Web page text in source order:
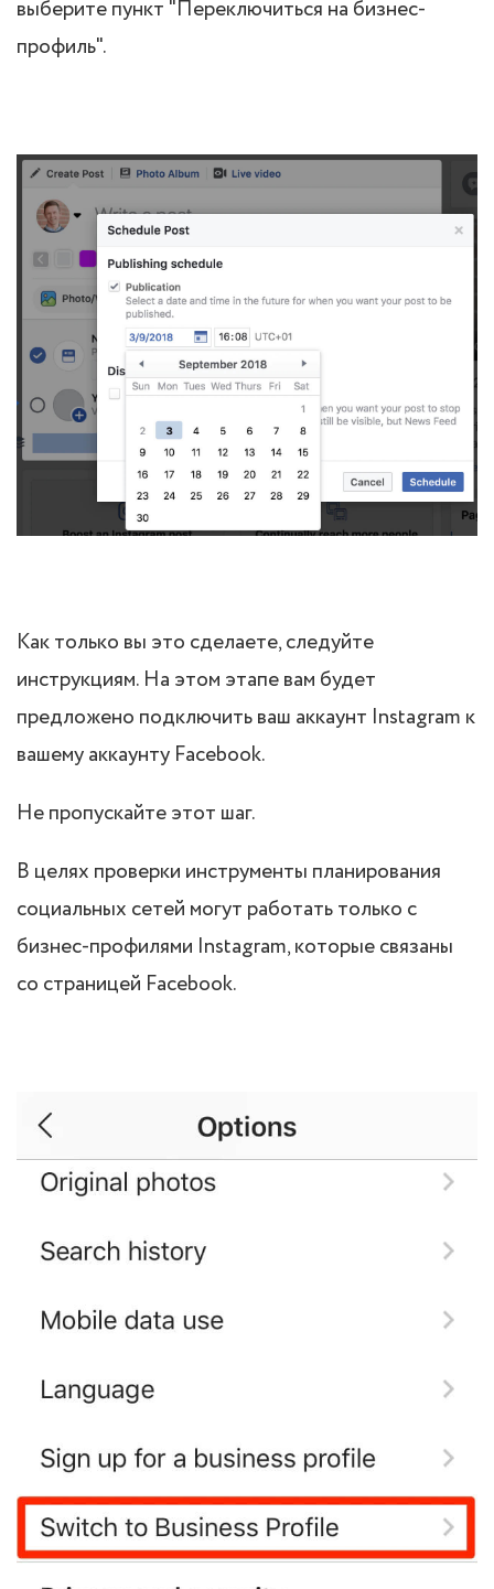
выберите пункт "Переключиться на бизнес-
профиль".
Как только вы это сделаете, следуйте
инструкциям. На этом этапе вам будет
предложено подключить ваш аккаунт Instagram к
вашему аккаунту Facebook.
Не пропускайте этот шаг.
В целях проверки инструменты планирования
социальных сетей могут работать только с
бизнес-профилями Instagram, которые связаны
со страницей Facebook.